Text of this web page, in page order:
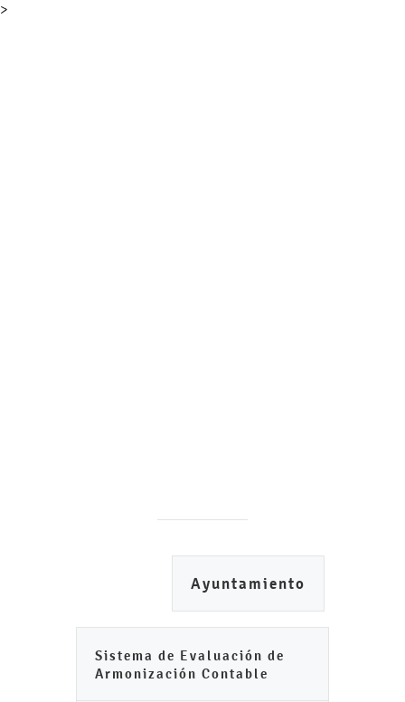
>
Ayuntamiento
Sistema de Evaluación de
Armonización Contable